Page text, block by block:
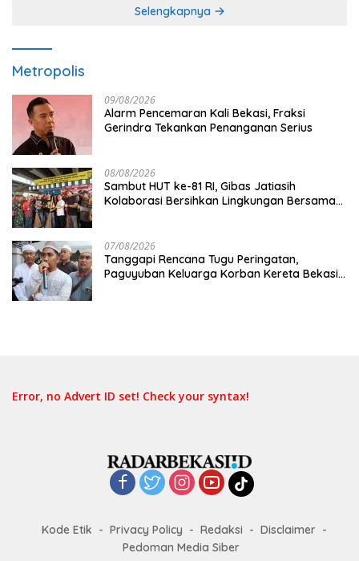
Selengkapnya
Metropolis
09/08/2026
Alarm Pencemaran Kali Bekasi, Fraksi
Gerindra Tekankan Penanganan Serius
08/08/2026
Sambut HUT ke-81 RI, Gibas Jatiasih
Kolaborasi Bersihkan Lingkungan Bersama
07/08/2026
Tanggapi Rencana Tugu Peringatan,
Paguyuban Keluarga Korban Kereta Bekasi
Error, no Advert ID set! Check your syntax!
Kode Etik Privacy Policy Redaksi
Disclaimer
Pedoman Media Siber